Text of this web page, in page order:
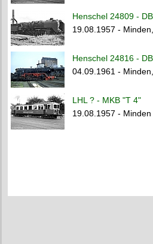
Henschel 24809 -
19.08.1957 -
Henschel 24816 -
04.09.1961 -
LHL ? - MKB "T 4"
19.08.1957 -